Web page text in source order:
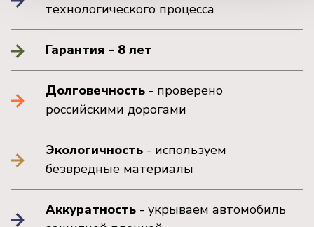
технологического процесса
Гарантия - 8 лет
Долговечность - проверено
российскими дорогами
Экологичность - используем
безвредные материалы
Аккуратность - укрываем автомобиль